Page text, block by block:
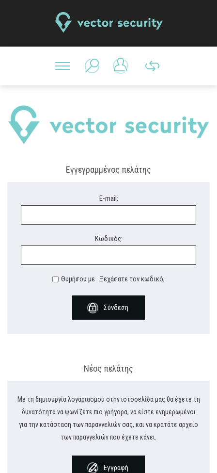
Εγγεγραμμένος πελάτης
E-mail:
Κωδικός:
Θυμήσου με Ξεχάσατε τον κωδικό;
Σύνδεση
Νέος πελάτης
Με τη δημιουργία λογαριασμού στην ιστοσελίδα μας θα έχετε τη
δυνατότητα να ψωνίζετε πιο γρήγορα, να είστε ενημερωμένοι
για την κατάσταση των παραγγελιών σας, και να κρατάτε αρχείο
των παραγγελιών που έχετε κάνει.
Εγγραφή